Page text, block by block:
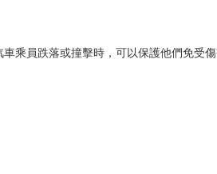
乘員跌落或撞擊時，可以保護他們免受